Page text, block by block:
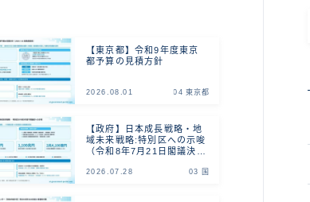
【東京都】令和9年度東京
都予算の見積方針
2026.08.01 04 東京都
【政府】日本成長戦略・地
域未来戦略:特別区への示唆
（令和8年7月21日閣議決
2026.07.28 03 国